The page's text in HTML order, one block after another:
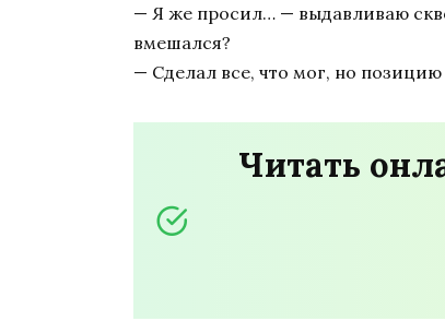
— Я же просил… — выдавливаю
вмешался?
— Сделал все, что мог, но
Читать